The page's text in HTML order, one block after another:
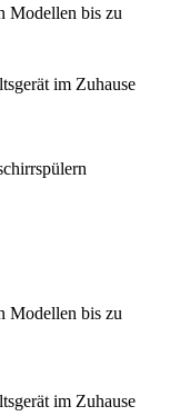
Modellen bis zu
im Zuhause
Modellen bis zu
im Zuhause